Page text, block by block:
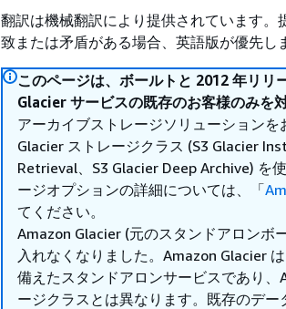
翻訳は機械翻訳により提供されています
致または矛盾がある場合、英語版が優先し
このページは、ボールトと 2012 年リ
Glacier サービスの既存のお客様のみを
アーカイブストレージソリューション
Glacier ストレージクラス (S3 Glacier
Retrieval、S3 Glacier Deep Archive) を
ージオプションの詳細については、「
てください。
Amazon Glacier (元のスタンドアロンボ
入れなくなりました。Amazon Glacier
備えたスタンドアロンサービスであり、
ージクラスとは異なります。既存のデ